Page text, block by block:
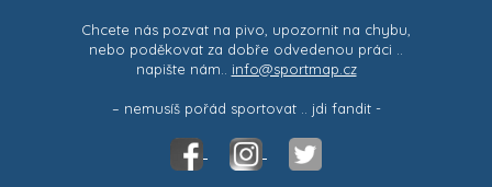
Chcete nás pozvat na pivo, upozornit na chybu,
nebo poděkovat za dobře odvedenou práci ..
napište nám.. info@sportmap.cz
– nemusíš pořád sportovat .. jdi fandit -